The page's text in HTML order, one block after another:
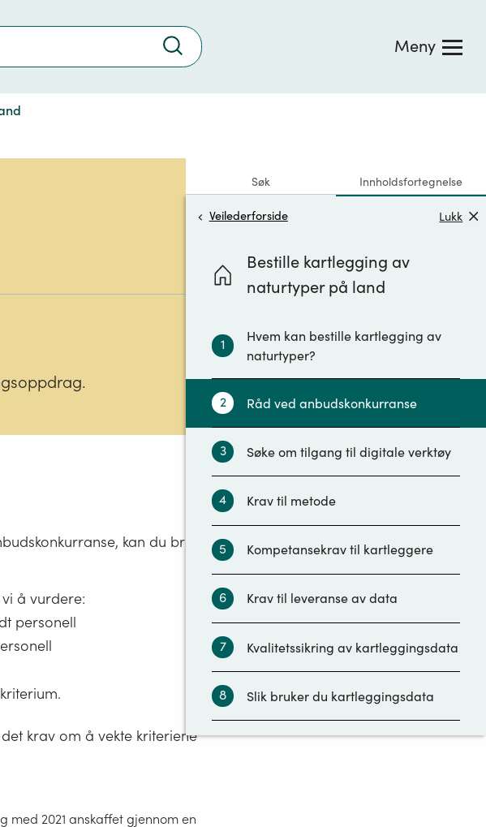
Trykk
søke
Meny
Søk Innholdsfortegnelse
Veilederforside Lukk
Bestille kartlegging av
naturtyper på land
1
Hvem kan bestille kartlegging av
naturtyper?
2 Råd ved anbudskonkurranse
3 Søke om tilgang til digitale verktøy
4 Krav til metode
5 Kompetansekrav til kartleggere
6 Krav til leveranse av data
7 Kvalitetssikring av kartleggingsdata
8 Slik bruker du kartleggingsdata
kan du bruke
å vurdere:
personell
krav om å vekte kriteriene
2021 anskaffet gjennom en